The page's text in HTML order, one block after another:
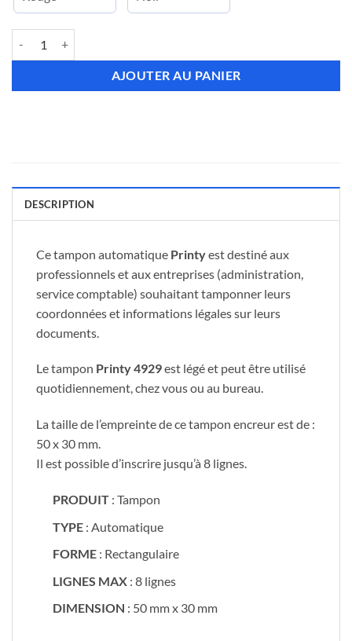
AJOUTER AU PANIER
DESCRIPTION
Ce tampon automatique Printyest destiné aux
professionnels et aux entreprises (administration,
service comptable) souhaitant tamponner leurs
coordonnées et informations légales sur leurs
documents.
Le tampon Printy 4929est légé et peut être utilisé
quotidiennement, chez vous ou au bureau.
La taille de l’empreinte de ce tampon encreur est de :
50 x 30 mm.
Il est possible d’inscrire jusqu’à 8 lignes.
PRODUIT: Tampon
TYPE: Automatique
FORME: Rectangulaire
LIGNES MAX: 8 lignes
DIMENSION : 50 mm x 30 mm